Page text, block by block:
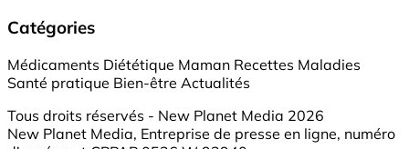
Catégories
Médicaments Diététique Maman Recettes Maladies
Santé pratique Bien-être Actualités
Tous droits réservés - New Planet Media 2026
New Planet Media, Entreprise de presse en ligne, numéro